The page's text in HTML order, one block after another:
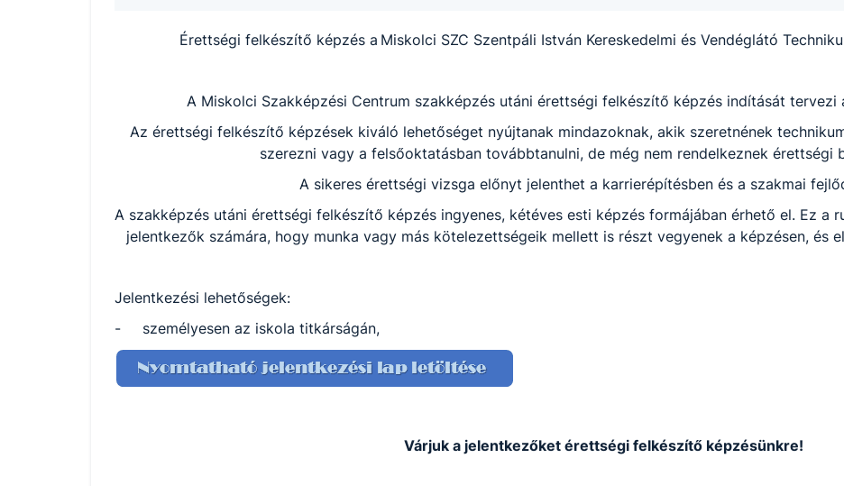
Érettségi felkészítő képzés a Miskolci SZC Szentpáli István Kereskedelmi és Vendéglátó
A Miskolci Szakképzési Centrum szakképzés utáni érettségi felkészítő képzés indítását
Az érettségi felkészítő képzések kiváló lehetőséget nyújtanak mindazoknak, akik szeretnének
szerezni vagy a felsőoktatásban továbbtanulni, de még nem rendelkeznek érettségi
A sikeres érettségi vizsga előnyt jelenthet a karrierépítésben és a szakmai
A szakképzés utáni érettségi felkészítő képzés ingyenes, kétéves esti képzés formájában érhető el. Ez a
jelentkezők számára, hogy munka vagy más kötelezettségeik mellett is részt vegyenek a képzésen, és
Jelentkezési lehetőségek:
- személyesen az iskola titkárságán,
Várjuk a jelentkezőket érettségi felkészítő képzésünkre!